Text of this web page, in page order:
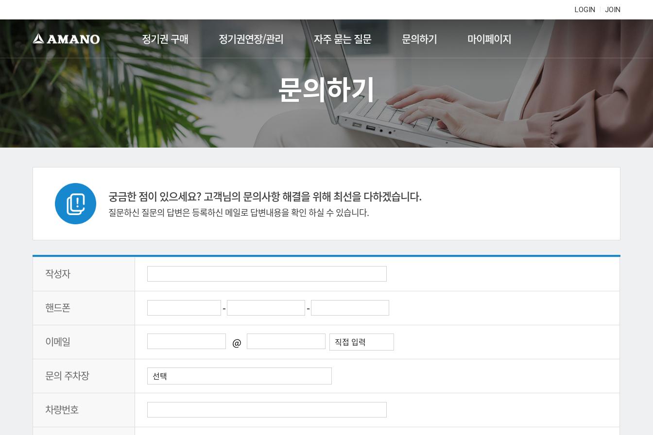
LOGIN JOIN
정기권 구매 정기권연장/관리 자주 묻는 질문 문의하기 마이페이지
문의하기
궁금한 점이 있으세요? 고객님의 문의사항 해결을 위해 최선을 다하겠습니다.
질문하신 질문의 답변은 등록하신 메일로 답변내용을 확인 하실 수 있습니다.
작성자
핸드폰 - -
이메일 @
문의 주차장
차량번호